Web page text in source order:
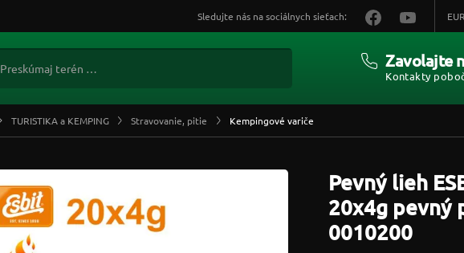
TURISTIKA a KEMPING Stravovanie, pitie Kempingové variče
Pevný lieh
20x4g pevný
0010200
Sledujte nás na sociálnych sieťach: EUR
Zavolajte
Kontakty